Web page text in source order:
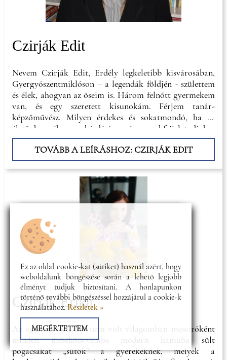
Ez az oldal cookie-kat (sütiket) használ azért, hogy
weboldalunk böngészése során a lehető legjobb
élményt tudjuk biztosítani. A honlapunkon
történő további böngészéssel hozzájárul a cookie-k
használatához.Részletek »
MEGÉRTETTEM
Czirják Edit
Nevem Czirják Edit, Erdély legkeletibb kisvárosában,
Gyergyószentmiklóson – a legendák földjén - születtem
és élek, ahogyan az őseim is. Három felnőtt gyermekem
van, és egy szeretett kisunokám. Férjem tanár-
képzőművész. Milyen érdekes és sokatmondó, ha az
életünk egyik nagy kérdésére már gyerekfejjel tudjuk a
választ! Az én esetemben: - Mi leszel, ha nagy leszel? -
Tanítónő, író, költő, avagy egy boldog egyén.
TOVÁBB A LEÍRÁSHOZ: CZIRJÁK EDIT
Czirják Erika
Az egyszer volt, hol nem volt világomban meseíróként
minden mesekönyvembe modern hamuba sült
pogácsákat „sütök” a gyerekeknek, melyek a